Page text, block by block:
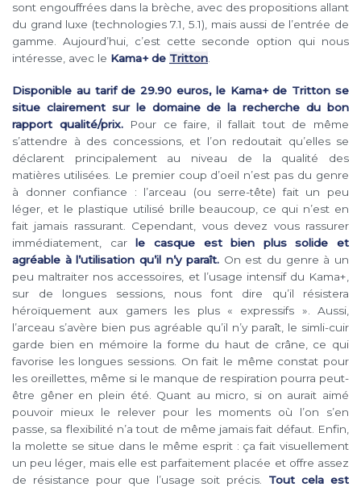
sont engouffrées dans la brèche, avec des propositions allant
du grand luxe (technologies 7.1, 5.1), mais aussi de l’entrée de
gamme. Aujourd’hui, c’est cette seconde option qui nous
intéresse, avec le Kama+ de Tritton
Disponible au tarif de 29.90 euros, le Kama+ de Tritton se
situe clairement sur le domaine de la recherche du bon
rapport qualité/prix.Pour ce faire, il fallait tout de même
s’attendre à des concessions, et l’on redoutait qu’elles se
déclarent principalement au niveau de la qualité des
matières utilisées. Le premier coup d’oeil n’est pas du genre
à donner confiance : l’arceau (ou serre-tête) fait un peu
léger, et le plastique utilisé brille beaucoup, ce qui n’est en
fait jamais rassurant. Cependant, vous devez vous rassurer
immédiatement, carle casque est bien plus solide et
agréable à l’utilisation qu’il n’y paraît. On est du genre à un
peu maltraiter nos accessoires, et l’usage intensif du Kama+,
sur de longues sessions, nous font dire qu’il résistera
héroïquement aux gamers les plus « expressifs ». Aussi,
l’arceau s’avère bien pus agréable qu’il n’y paraît, le simli-cuir
garde bien en mémoire la forme du haut de crâne, ce qui
favorise les longues sessions. On fait le même constat pour
les oreillettes, même si le manque de respiration pourra peut-
être gêner en plein été. Quant au micro, si on aurait aimé
pouvoir mieux le relever pour les moments où l’on s’en
passe, sa flexibilité n’a tout de même jamais fait défaut. Enfin,
la molette se situe dans le même esprit : ça fait visuellement
un peu léger, mais elle est parfaitement placée et offre assez
de résistance pour que l’usage soit précis. Tout cela est